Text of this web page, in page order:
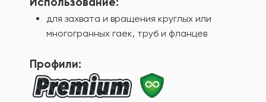
для захвата и вращения круглых или
многогранных гаек, труб и фланцев
Профили: